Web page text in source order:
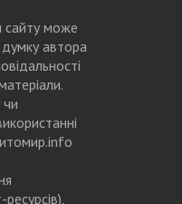
сайту може
автора